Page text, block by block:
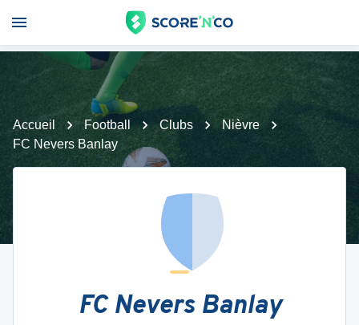
Accueil Football Clubs
Nièvre
FC Nevers Banlay
FC Nevers Banlay